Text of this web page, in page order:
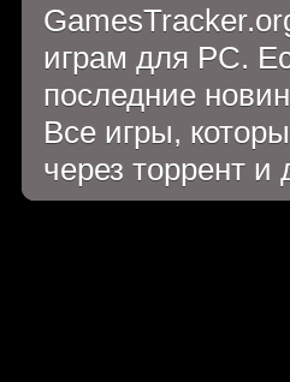
играм для PC.
последние
Все игры,
через торрент